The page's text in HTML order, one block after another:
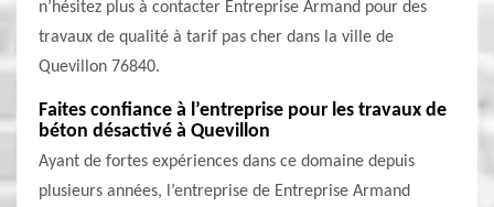
n’hésitez plus à contacter Entreprise Armand pour des
travaux de qualité à tarif pas cher dans la ville de
Quevillon 76840.
Faites confiance à l’entreprise pour les travaux de
béton désactivé à Quevillon
Ayant de fortes expériences dans ce domaine depuis
plusieurs années, l’entreprise de Entreprise Armand